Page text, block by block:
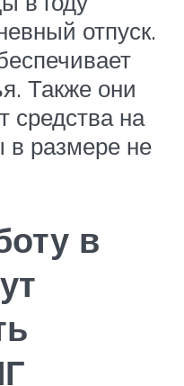
отпуск.
Также они
средства на
в размере не
в